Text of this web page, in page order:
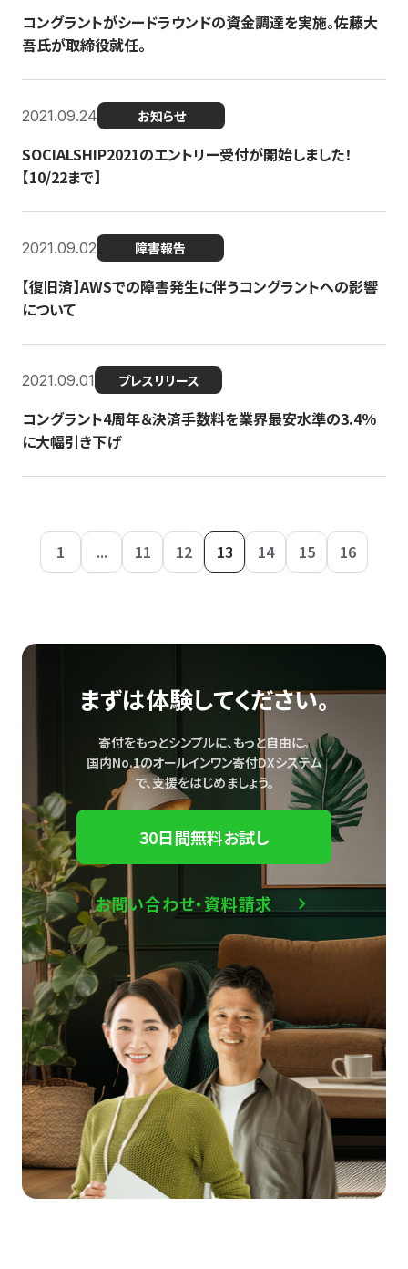
コングラントがシードラウンドの資金調達を実施。佐藤大
吾氏が取締役就任。
2021.09.24 お知らせ
SOCIALSHIP2021のエントリー受付が開始しました！
【10/22まで】
2021.09.02 障害報告
【復旧済】AWSでの障害発生に伴うコングラントへの影響
について
2021.09.01 プレスリリース
コングラント4周年＆決済手数料を業界最安水準の3.4％
に大幅引き下げ
1 ... 11 12 13 14 15 16
まずは体験してください。
寄付をもっとシンプルに、もっと自由に。
国内No.1のオールインワン寄付DXシステム
で、支援をはじめましょう。
30日間無料お試し
お問い合わせ・資料請求